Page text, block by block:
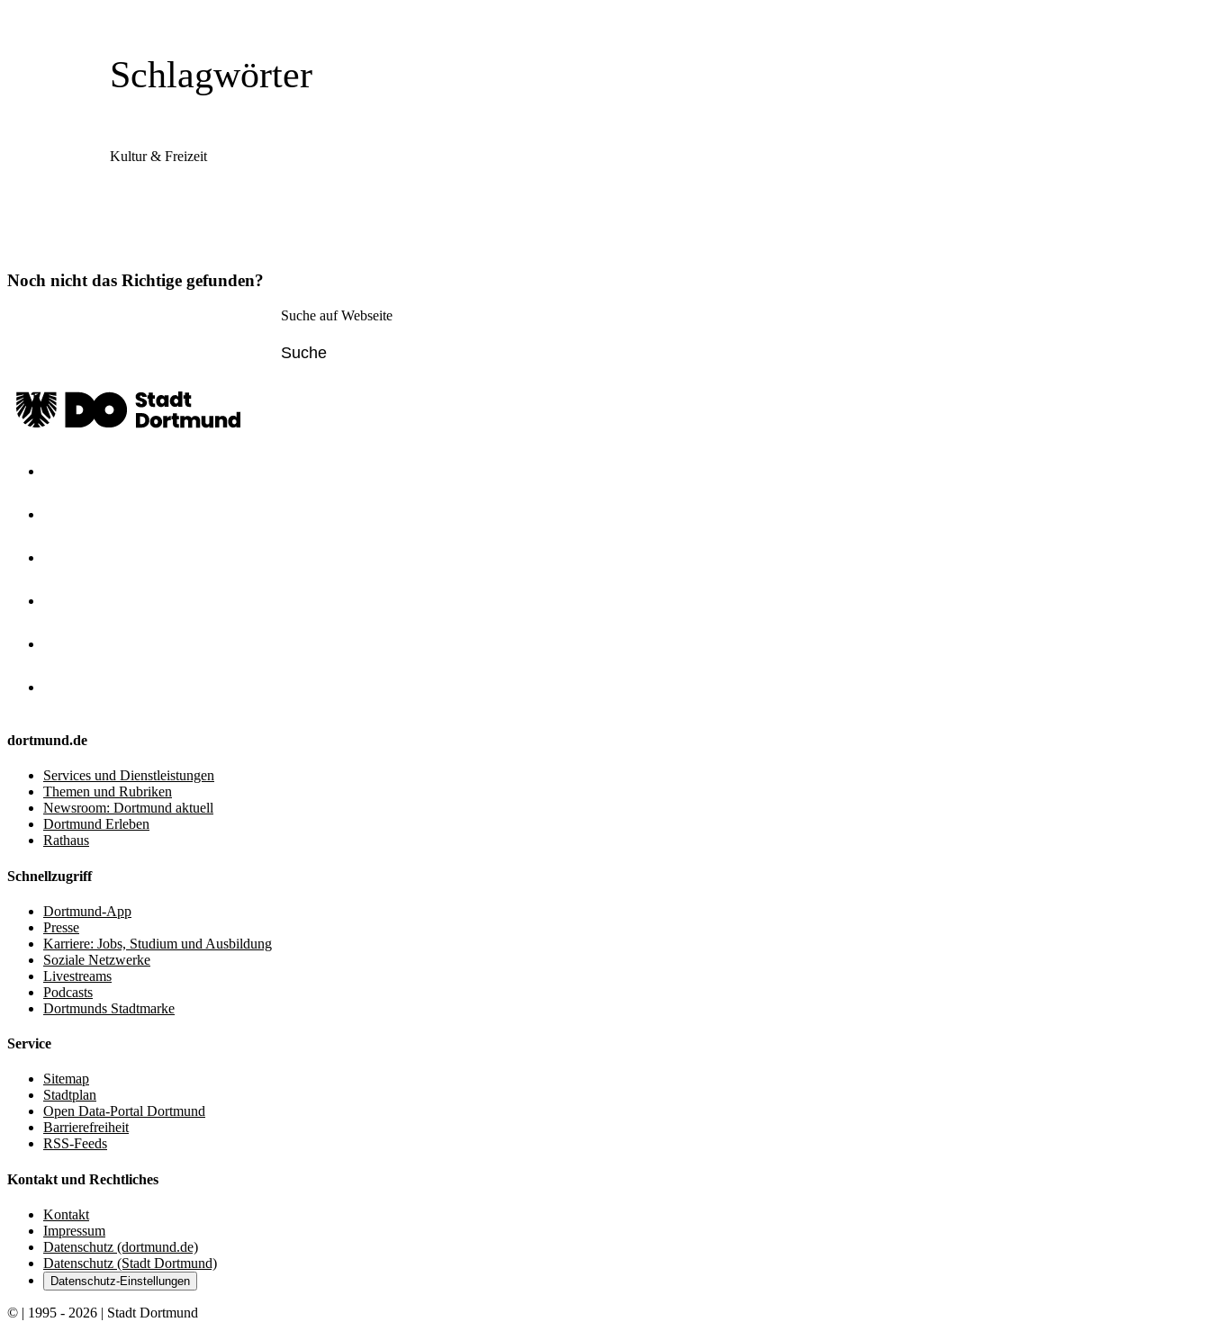
Schlagwörter
Kultur & Freizeit
Noch nicht das Richtige gefunden?
Suche auf Webseite
dortmund.de
Services und Dienstleistungen
Themen und Rubriken
Newsroom: Dortmund aktuell
Dortmund Erleben
Rathaus
Schnellzugriff
Dortmund-App
Presse
Karriere: Jobs, Studium und Ausbildung
Soziale Netzwerke
Livestreams
Podcasts
Dortmunds Stadtmarke
Service
Sitemap
Stadtplan
Open Data-Portal Dortmund
Barrierefreiheit
RSS-Feeds
Kontakt und Rechtliches
Kontakt
Impressum
Datenschutz (dortmund.de)
Datenschutz (Stadt Dortmund)
Datenschutz-Einstellungen
© | 1995 - 2026 | Stadt Dortmund